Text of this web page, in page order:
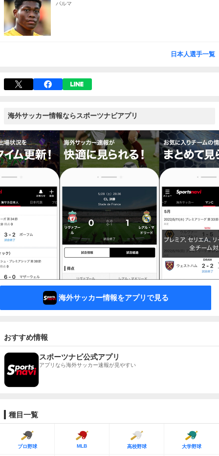
パルマ
日本人選手一覧
海外サッカー情報ならスポーツナビアプリ
海外サッカー情報をアプリで見る
おすすめ情報
スポーツナビ公式アプリ
アプリなら海外サッカー速報が見やすい
種目一覧
プロ野球 MLB 高校野球 大学野球